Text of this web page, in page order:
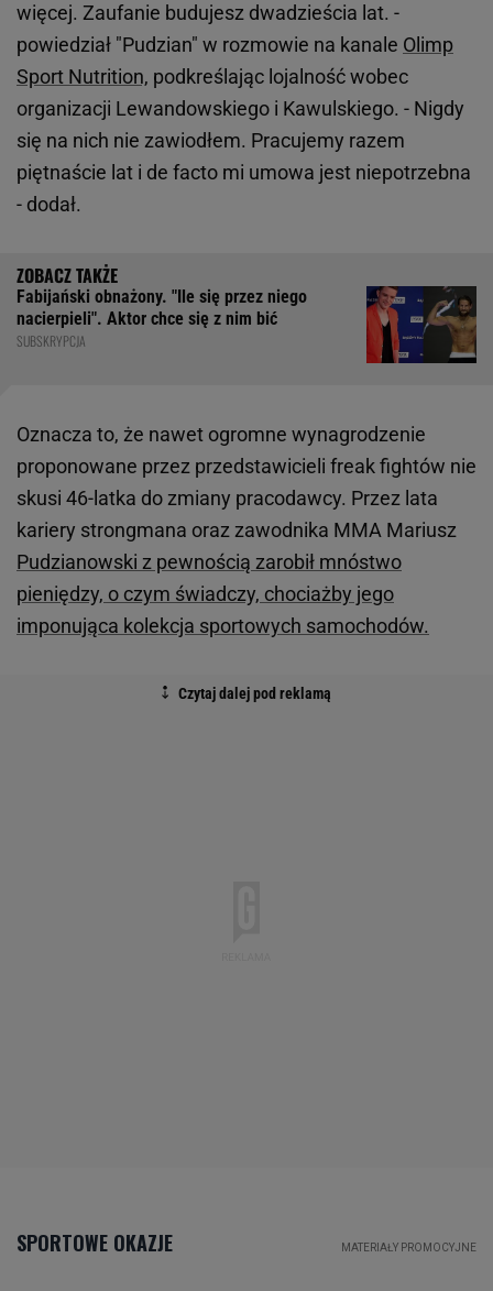
więcej. Zaufanie budujesz dwadzieścia lat. -
powiedział "Pudzian" w rozmowie na kanale Olimp
Sport Nutrition, podkreślając lojalność wobec
organizacji Lewandowskiego i Kawulskiego. - Nigdy
się na nich nie zawiodłem. Pracujemy razem
piętnaście lat i de facto mi umowa jest niepotrzebna
- dodał.
Fabijański obnażony. "Ile się przez niego
nacierpieli". Aktor chce się z nim bić
SUBSKRYPCJA
Oznacza to, że nawet ogromne wynagrodzenie
proponowane przez przedstawicieli freak fightów nie
skusi 46-latka do zmiany pracodawcy. Przez lata
kariery strongmana oraz zawodnika MMA Mariusz
Pudzianowski z pewnością zarobił mnóstwo
pieniędzy, o czym świadczy, chociażby jego
imponująca kolekcja sportowych samochodów.